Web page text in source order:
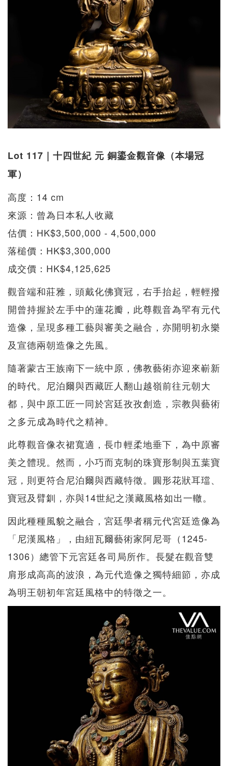
Lot 117｜十四世紀 元 銅鎏金觀音像（本場冠
軍）
高度：14 cm
來源：曾為日本私人收藏
估價：HK$3,500,000 - 4,500,000
落槌價：HK$3,300,000
成交價：HK$4,125,625
觀音端和莊雅，頭戴化佛寶冠，右手抬起，輕輕撥
開曾持握於左手中的蓮花瓣，此尊觀音為罕有元代
造像，呈現多種工藝與審美之融合，亦開明初永樂
及宣德兩朝造像之先風。
隨著蒙古王族南下一統中原，佛教藝術亦迎來嶄新
的時代。尼泊爾與西藏匠人翻山越嶺前往元朝大
都，與中原工匠一同於宮廷孜孜創造，宗教與藝術
之多元成為時代之精神。
此尊觀音像衣裙寬適，長巾輕柔地垂下，為中原審
美之體現。然而，小巧而克制的珠寶形制與五葉寶
冠，則更符合尼泊爾與西藏特徵。圓形花狀耳璫、
寶冠及臂釧，亦與14世紀之漢藏風格如出一轍。
因此種種風貌之融合，宮廷學者稱元代宮廷造像為
「尼漢風格」，由紐瓦爾藝術家阿尼哥（1245-
1306）總管下元宮廷各司局所作。長髮在觀音雙
肩形成高高的波浪，為元代造像之獨特細節，亦成
為明王朝初年宮廷風格中的特徵之一。